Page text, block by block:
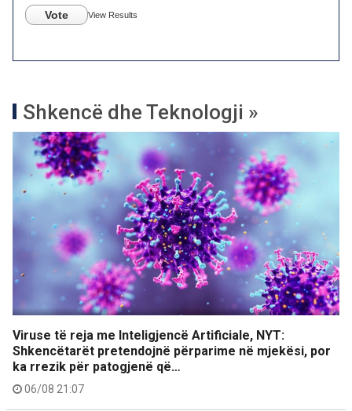
Vote View Results
Shkencë dhe Teknologji »
Viruse të reja me Inteligjencë Artificiale, NYT:
Shkencëtarët pretendojnë përparime në mjekësi, por
ka rrezik për patogjenë që…
06/08 21:07